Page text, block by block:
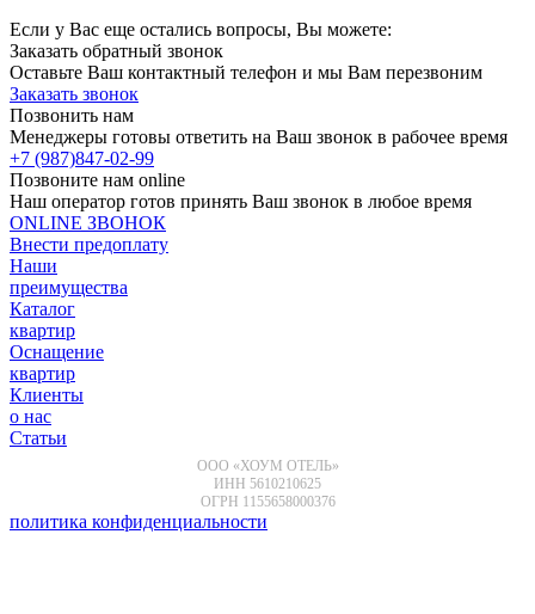
Если у Вас еще остались вопросы, Вы можете:
Заказать обратный звонок
Оставьте Ваш контактный телефон и мы Вам перезвоним
Заказать звонок
Позвонить нам
Менеджеры готовы ответить на Ваш звонок в рабочее время
+7 (987)847-02-99
Позвоните нам online
Наш оператор готов принять Ваш звонок в любое время
ONLINE ЗВОНОК
Внести предоплату
Наши
преимущества
Каталог
квартир
Оснащение
квартир
Клиенты
о нас
Статьи
ООО «ХОУМ ОТЕЛЬ»
ИНН 5610210625
ОГРН 1155658000376
политика конфиденциальности